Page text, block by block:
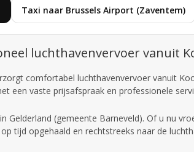
Taxi naar Brussels Airport (Zaventem)
luchthavenvervoer vanuit
comfortabel luchthavenvervoer vanuit
een vaste prijsafspraak en professionele
Gelderland (gemeente Barneveld). Of u nu
tijd opgehaald en rechtstreeks naar de